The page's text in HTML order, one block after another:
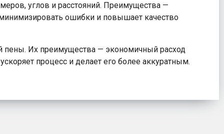
углов и расстояний. Преимущества —
ошибки и повышает качество
пены. Их преимущества — экономичный расход
процесс и делает его более аккуратным.